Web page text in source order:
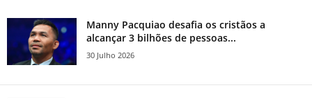
Manny Pacquiao desafia os cristãos a
alcançar 3 bilhões de pessoas...
30 Julho 2026